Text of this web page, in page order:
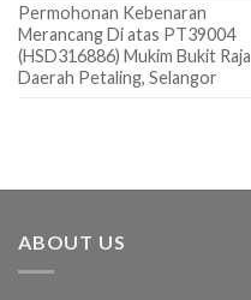
Permohonan Kebenaran
Merancang Di atas PT39004
(HSD316886) Mukim Bukit Raja
Daerah Petaling, Selangor
ABOUT US